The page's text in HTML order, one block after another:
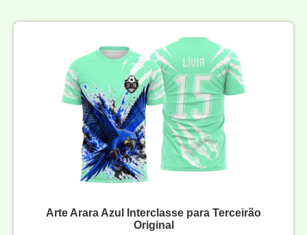
Arte Arara Azul Interclasse para Terceirão
Original